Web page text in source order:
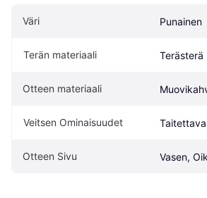
Väri Punainen
Terän materiaali Terästerä
Otteen materiaali
Veitsen Ominaisuudet Taitettava
Otteen Sivu Vasen,